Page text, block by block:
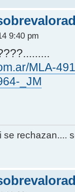
9:40 pm
MLA-
_JM
rechazan....